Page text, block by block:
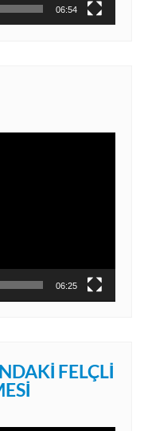
06:54
06:25
FELÇLI